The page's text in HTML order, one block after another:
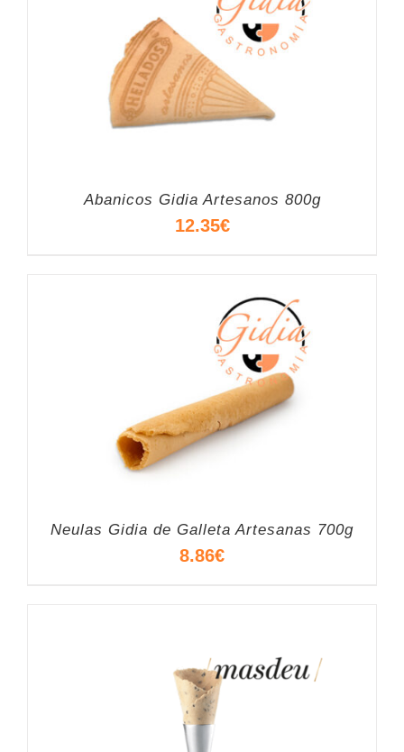
Abanicos Gidia Artesanos 800g
12.35€
Neulas Gidia de Galleta Artesanas 700g
8.86€